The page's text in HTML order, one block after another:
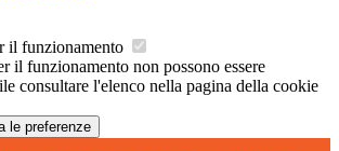
il funzionamento
il funzionamento non possono essere
consultare l'elenco nella pagina della cookie
le preferenze